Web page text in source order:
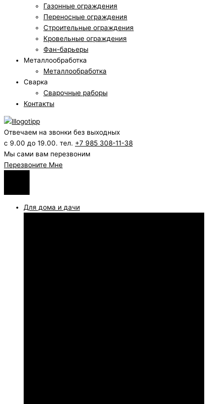
Газонные ограждения
Переносные ограждения
Строительные ограждения
Кровельные ограждения
Фан-барьеры
Металлообработка
Металлообработка
Сварка
Сварочные раборы
Контакты
Отвечаем на звонки без выходных
с 9.00 до 19.00. тел. +7 985 308-11-38
Мы сами вам перезвоним
Перезвоните Мне
Для дома и дачи